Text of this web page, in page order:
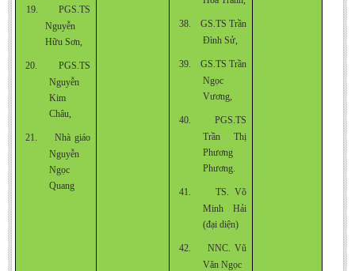
19.
PGS.TS
Nguyễn
Hữu Sơn,
20.
PGS.TS
Nguyễn
Kim
Châu,
21.
Nhà giáo
Nguyễn
Ngọc
Quang
38.
GS.TS Trần
Đình Sử,
39. GS.TSTrần
Ngọc
Vương,
40.
PGS.TS
Trần Thị
Phương
Phương.
41.
TS. Võ
Minh Hải
(đại diện)
42.
NNC. Vũ
Văn Ngọc